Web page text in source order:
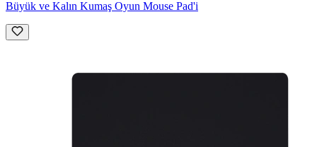
Büyük ve Kalın Kumaş Oyun Mouse Pad'i